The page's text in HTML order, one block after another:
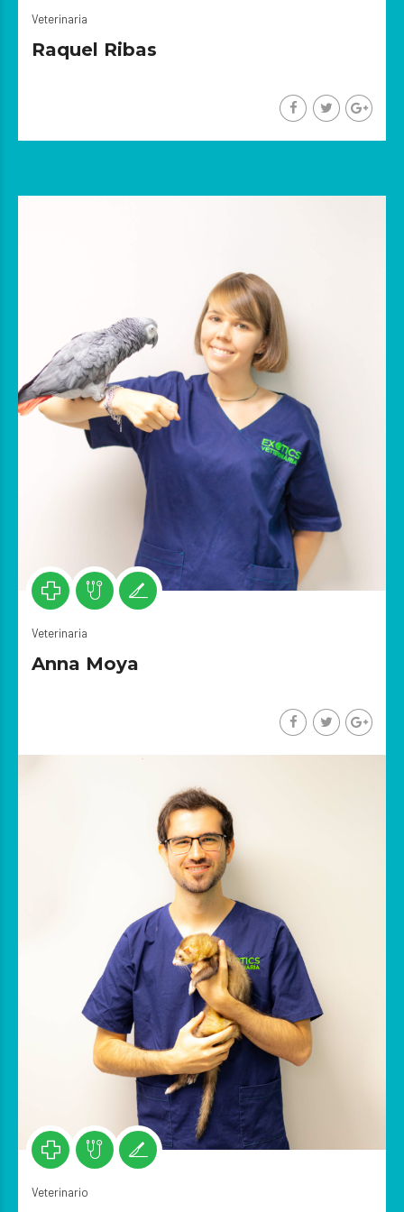
Veterinaria
Raquel Ribas
Veterinaria
Anna Moya
Veterinario